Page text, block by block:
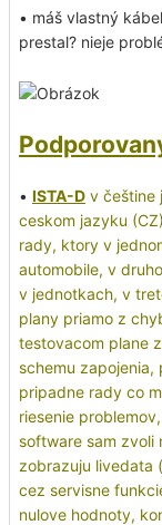
• máš vlastný
prestal? nieje
• ISTA-D v češtine
ceskom jazyku
rady, ktory v
automobile, v
v jednotkach, v
plany priamo z
testovacom plane
schemu
pripadne rady co
riesenie
software sam zvoli
zobrazuju livedata
cez servisne
nulove hodnoty,